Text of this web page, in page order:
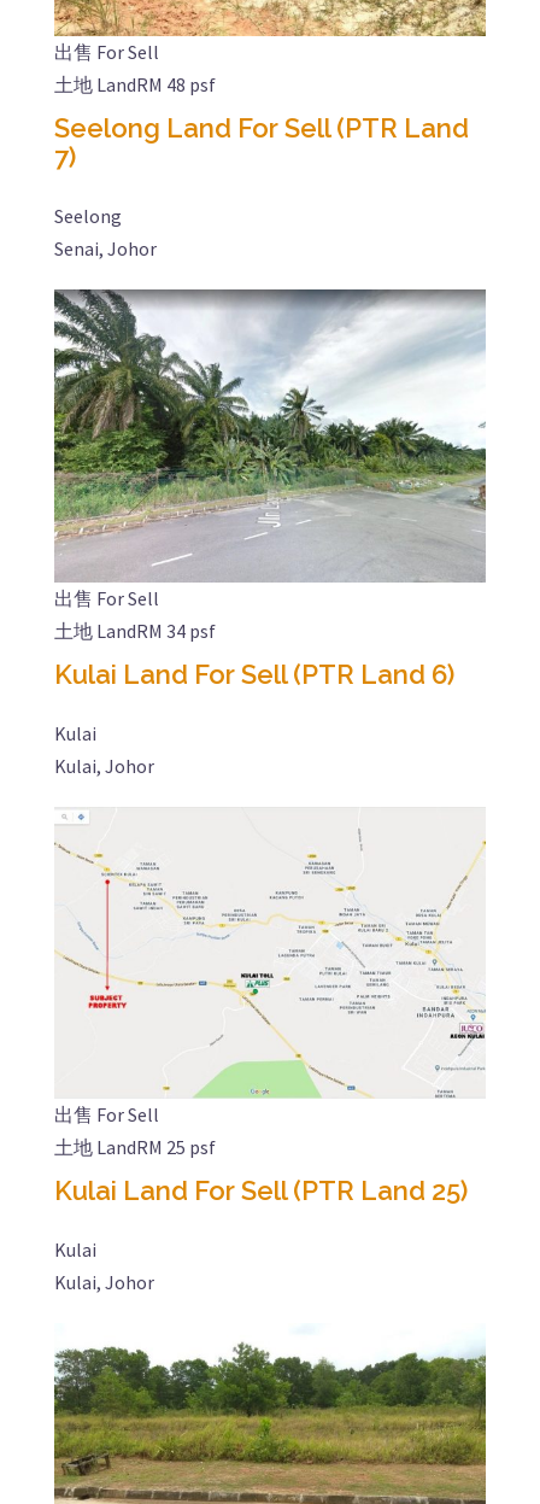
出售 For Sell
土地 LandRM 48 psf
Seelong Land For Sell (PTR Land
7)
Seelong
Senai, Johor
出售 For Sell
土地 LandRM 34 psf
Kulai Land For Sell (PTR Land 6)
Kulai
Kulai, Johor
出售 For Sell
土地 LandRM 25 psf
Kulai Land For Sell (PTR Land 25)
Kulai
Kulai, Johor